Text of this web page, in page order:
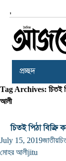
,
প্রচ্ছদ
Tag Archives: চিতই
আলী
চিতই পিঠা বিক্রি
July 15, 2019জাতীয়
মোহর আলীjitu